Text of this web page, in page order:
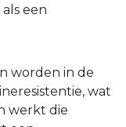
een
worden in de
wat
werkt die